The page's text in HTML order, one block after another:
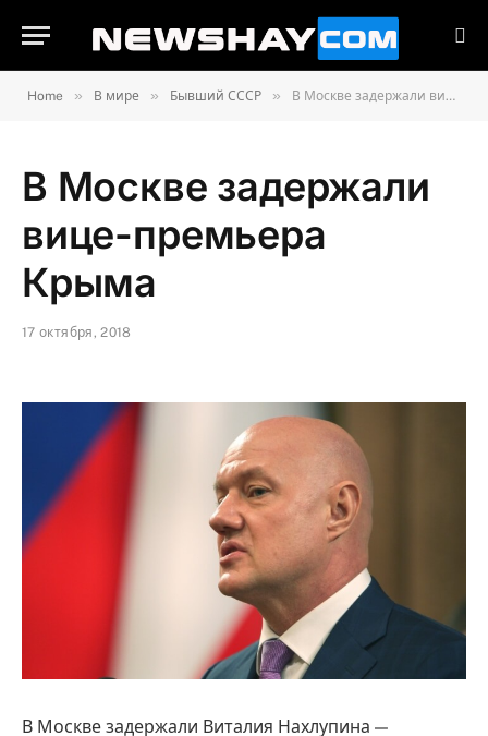
Home » В мире » Бывший СССР » В Москве задержали вице-премьера Крыма
В Москве задержали
вице-премьера
Крыма
17 октября, 2018
В Москве задержали Виталия Нахлупина —